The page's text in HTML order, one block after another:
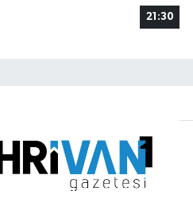
21:30